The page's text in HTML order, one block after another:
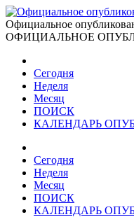
Официальное
ОФИЦИАЛЬНОЕ
Сегодня
Неделя
Месяц
ПОИСК
КАЛЕНДАРЬ
Сегодня
Неделя
Месяц
ПОИСК
КАЛЕНДАРЬ